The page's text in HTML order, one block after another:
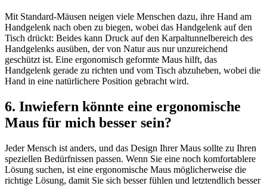
Mit Standard-Mäusen neigen viele Menschen dazu, ihre Hand am
Handgelenk nach oben zu biegen, wobei das Handgelenk auf den
Tisch drückt: Beides kann Druck auf den Karpaltunnelbereich des
Handgelenks ausüben, der von Natur aus nur unzureichend
geschützt ist. Eine ergonomisch geformte Maus hilft, das
Handgelenk gerade zu richten und vom Tisch abzuheben, wobei die
Hand in eine natürlichere Position gebracht wird.
6. Inwiefern könnte eine ergonomische
Maus für mich besser sein?
Jeder Mensch ist anders, und das Design Ihrer Maus sollte zu Ihren
speziellen Bedürfnissen passen. Wenn Sie eine noch komfortablere
Lösung suchen, ist eine ergonomische Maus möglicherweise die
richtige Lösung, damit Sie sich besser fühlen und letztendlich besser